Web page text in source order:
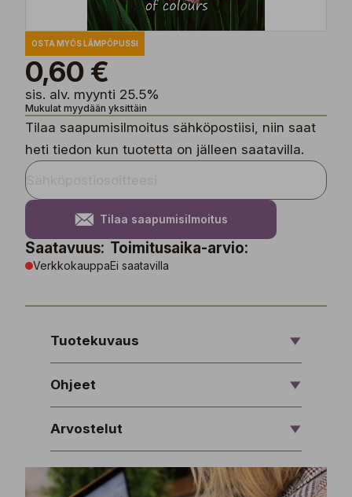
OSTA MYÖS LÄMPÖPUSSI
0,60 €
sis. alv. myynti 25.5%
Mukulat myydään yksittäin
Tilaa saapumisilmoitus sähköpostiisi, niin saat
heti tiedon kun tuotetta on jälleen saatavilla.
Tilaa saapumisilmoitus
Saatavuus:
Verkkokauppa
Toimitusaika-arvio:
Ei saatavilla
Tuotekuvaus
Ohjeet
Arvostelut